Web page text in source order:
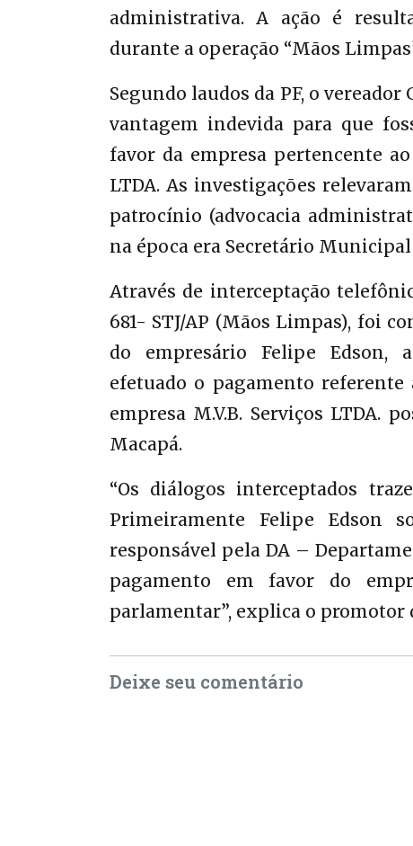
administrativa. A ação é
durante a operação “Mãos
Segundo laudos da PF, o
vantagem indevida para que
favor da empresa pertencente
LTDA. As investigações
patrocínio (advocacia
na época era Secretário
Através de interceptação
681- STJ/AP (Mãos Limpas), foi
do empresário Felipe Edson,
efetuado o pagamento
empresa M.V.B. Serviços LTDA.
Macapá.
“Os diálogos interceptados
Primeiramente Felipe Edson
responsável pela DA –
pagamento em favor do
parlamentar”, explica o promotor
Deixe seu comentário